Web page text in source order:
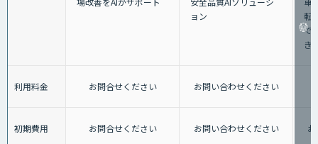
ョン
転
で
き
利用料金 お問合せください お問い合わせください
初期費用 お問合せください お問い合わせください